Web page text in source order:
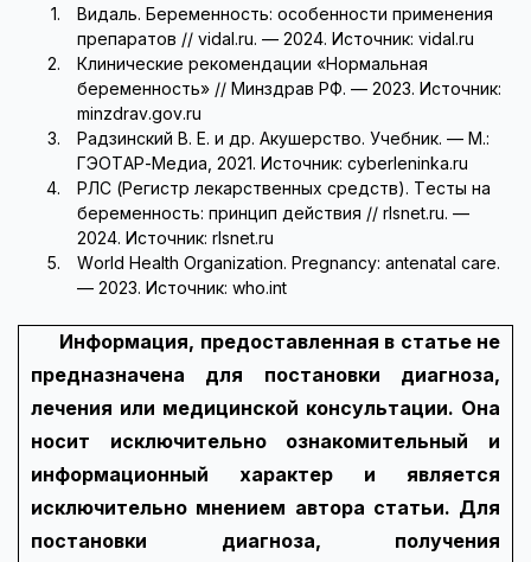
Видаль. Беременность: особенности применения
препаратов // vidal.ru. — 2024. Источник: vidal.ru
Клинические рекомендации «Нормальная
беременность» // Минздрав РФ. — 2023. Источник:
minzdrav.gov.ru
Радзинский В. Е. и др. Акушерство. Учебник. — М.:
ГЭОТАР-Медиа, 2021. Источник: cyberleninka.ru
РЛС (Регистр лекарственных средств). Тесты на
беременность: принцип действия // rlsnet.ru. —
2024. Источник: rlsnet.ru
World Health Organization. Pregnancy: antenatal care.
— 2023. Источник: who.int
Информация, предоставленная в статье не
предназначена для постановки диагноза,
лечения или медицинской консультации. Она
носит исключительно ознакомительный и
информационный характер и является
исключительно мнением автора статьи. Для
постановки диагноза, получения